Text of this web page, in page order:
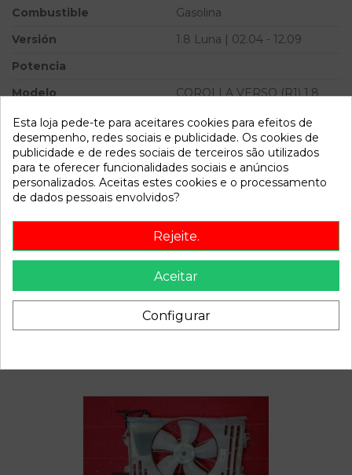
Combustible
Gasolina
Versión
1.8 Luna | 02.04 - 12.09
Potencia
Modelo
COROLLA VERSO (R1) 1.8
Referência 802076
Disponível a partir de: 2022-04-06
Recambio de amortiguador trasero derecho para toyota
corolla verso (r1) 1.8 luna | 02.04 - 12.09 1.8 luna | 02.04 -
12.09 referencia OEM IAM
Esta loja pede-te para aceitares cookies para efeitos de
desempenho, redes sociais e publicidade. Os cookies de
publicidade e de redes sociais de terceiros são utilizados
para te oferecer funcionalidades sociais e anúncios
personalizados. Aceitas estes cookies e o processamento
de dados pessoais envolvidos?
Rejeite.
Aceitar
Configurar